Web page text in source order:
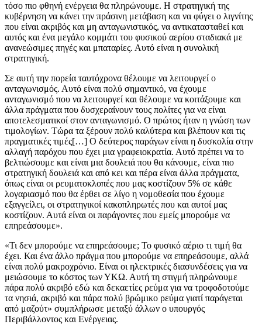
τόσο πιο φθηνή ενέργεια θα πληρώνουμε. Η στρατηγική της
κυβέρνηση να κάνει την πράσινη μετάβαση και να φύγει ο λιγνίτης
που είναι ακριβός και μη ανταγωνιστικός, να αντικατασταθεί και
αυτός και ένα μεγάλο κομμάτι του φυσικού αερίου σταδιακά με
ανανεώσιμες πηγές και μπαταρίες. Αυτό είναι η συνολική
στρατηγική.
Σε αυτή την πορεία ταυτόχρονα θέλουμε να λειτουργεί ο
ανταγωνισμός. Αυτό είναι πολύ σημαντικό, να έχουμε
ανταγωνισμό που να λειτουργεί και θέλουμε να κοιτάξουμε και
άλλα πράγματα που δυσχεραίνουν τους πολίτες για να είναι
αποτελεσματικοί στον ανταγωνισμό. Ο πρώτος ήταν η γνώση των
τιμολογίων. Τώρα τα ξέρουν πολύ καλύτερα και βλέπουν και τις
πραγματικές τιμές[…] Ο δεύτερος παράγων είναι η δυσκολία στην
αλλαγή παρόχου που έχει μια γραφειοκρατία. Αυτό πρέπει να το
βελτιώσουμε και είναι μια δουλειά που θα κάνουμε, είναι πιο
στρατηγική δουλειά και από κει και πέρα είναι άλλα πράγματα,
όπως είναι οι ρευματοκλοπές που μας κοστίζουν 5% σε κάθε
λογαριασμό που θα έρθει σε λίγο η νομοθεσία που έχουμε
εξαγγείλει, οι στρατηγικοί κακοπληρωτές που και αυτοί μας
κοστίζουν. Αυτά είναι οι παράγοντες που εμείς μπορούμε να
επηρεάσουμε».
«Τι δεν μπορούμε να επηρεάσουμε; Το φυσικό αέριο τι τιμή θα
έχει. Και ένα άλλο πράγμα που μπορούμε να επηρεάσουμε, αλλά
είναι πολύ μακροχρόνιο. Είναι οι ηλεκτρικές διασυνδέσεις για να
μειώσουμε το κόστος των ΥΚΩ. Αυτή τη στιγμή πληρώνουμε
πάρα πολύ ακριβό εδώ και δεκαετίες ρεύμα για να τροφοδοτούμε
τα νησιά, ακριβό και πάρα πολύ βρώμικο ρεύμα γιατί παράγεται
από μαζούτ» συμπλήρωσε μεταξύ άλλων ο υπουργός
Περιβάλλοντος και Ενέργειας.